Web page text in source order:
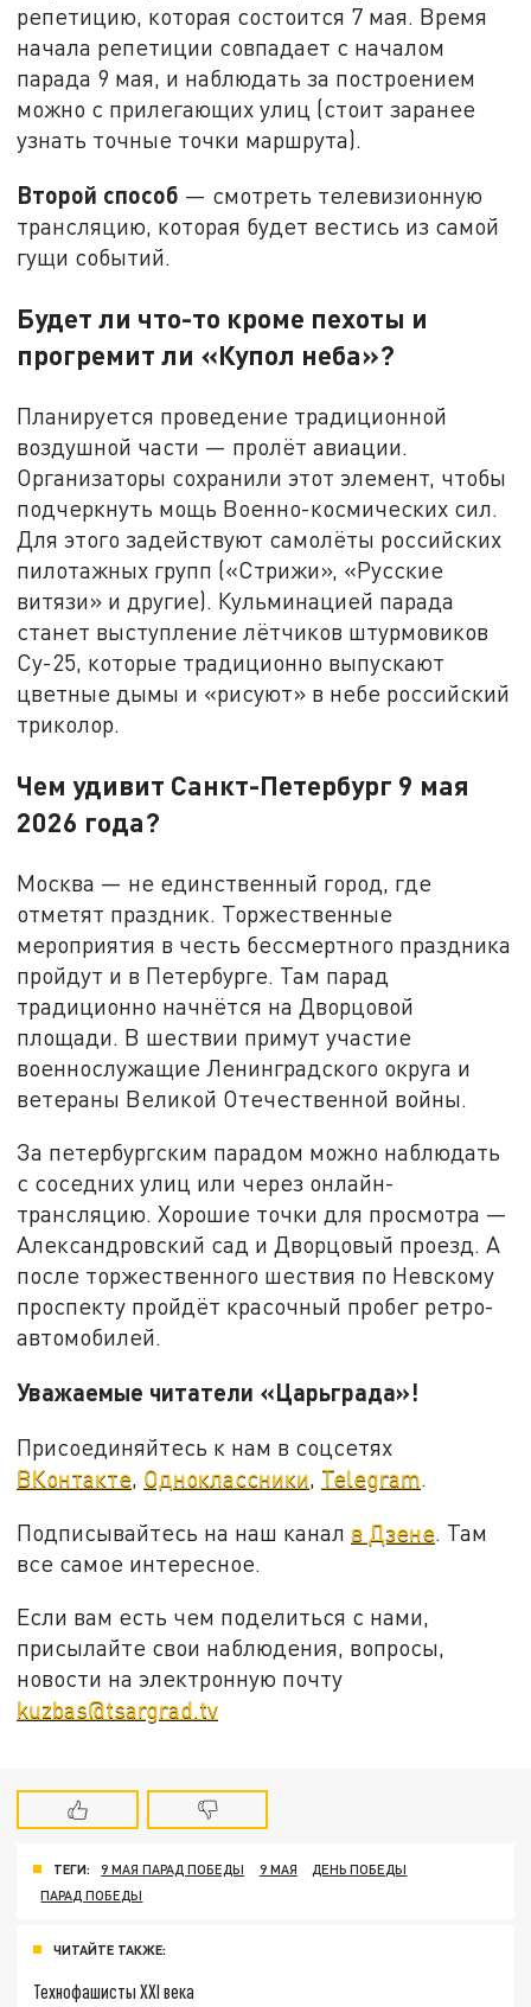
репетицию, которая состоится 7 мая. Время
начала репетиции совпадает с началом
парада 9 мая, и наблюдать за построением
можно с прилегающих улиц (стоит заранее
узнать точные точки маршрута).
Второй способ — смотреть телевизионную
трансляцию, которая будет вестись из самой
гущи событий.
Будет ли что-то кроме пехоты и
прогремит ли «Купол неба»?
Планируется проведение традиционной
воздушной части — пролёт авиации.
Организаторы сохранили этот элемент, чтобы
подчеркнуть мощь Военно-космических сил.
Для этого задействуют самолёты российских
пилотажных групп («Стрижи», «Русские
витязи» и другие). Кульминацией парада
станет выступление лётчиков штурмовиков
Су-25, которые традиционно выпускают
цветные дымы и «рисуют» в небе российский
триколор.
Чем удивит Санкт-Петербург 9 мая
2026 года?
Москва — не единственный город, где
отметят праздник. Торжественные
мероприятия в честь бессмертного праздника
пройдут и в Петербурге. Там парад
традиционно начнётся на Дворцовой
площади. В шествии примут участие
военнослужащие Ленинградского округа и
ветераны Великой Отечественной войны.
За петербургским парадом можно наблюдать
с соседних улиц или через онлайн-
трансляцию. Хорошие точки для просмотра —
Александровский сад и Дворцовый проезд. А
после торжественного шествия по Невскому
проспекту пройдёт красочный пробег ретро-
автомобилей.
Уважаемые читатели «Царьграда»!
Присоединяйтесь к нам в соцсетях
ВКонтакте, Одноклассники, Telegram.
Подписывайтесь на наш канал в Дзене . Там
все самое интересное.
Если вам есть чем поделиться с нами,
присылайте свои наблюдения, вопросы,
новости на электронную почту
kuzbas@tsargrad.tv
ТЕГИ: 9 МАЯ ПАРАД ПОБЕДЫ 9 МАЯ
ДЕНЬ ПОБЕДЫ
ПАРАД ПОБЕДЫ
ЧИТАЙТЕ ТАКЖЕ:
Технофашисты XXI века